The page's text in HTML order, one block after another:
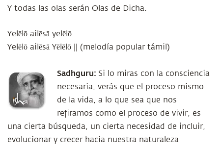
Y todas las olas serán Olas de Dicha.
Yelēlō ailēsā yelēlō
Yelēlō ailēsā Yēlēlō || (melodía popular támil)
Sadhguru: Si lo miras con la consciencia
necesaria, verás que el proceso mismo
de la vida, a lo que sea que nos
refiramos como el proceso de vivir, es
una cierta búsqueda, un cierta necesidad de incluir,
evolucionar y crecer hacia nuestra naturaleza